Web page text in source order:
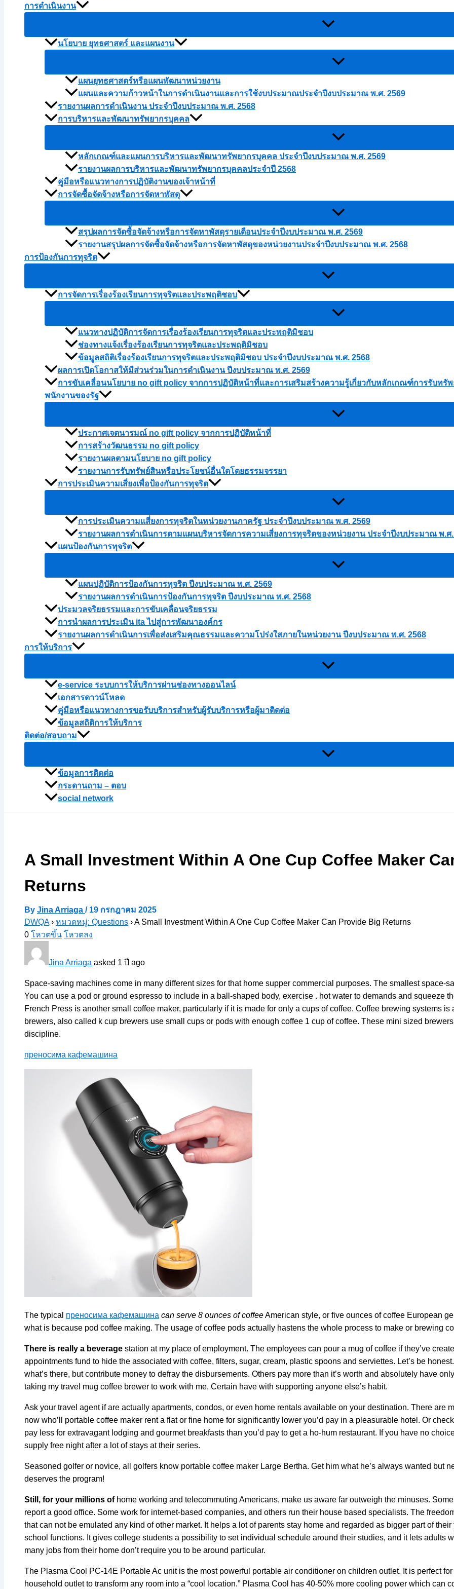
การดำเนินงาน
นโยบาย ยุทธศาสตร์ และแผนงาน
แผนยุทธศาสตร์หรือแผนพัฒนาหน่วยงาน
แผนและความก้าวหน้าในการดำเนินงานและการใช้งบประมาณประจำปีงบประมาณ พ.ศ. 2569
รายงานผลการดำเนินงาน ประจำปีงบประมาณ พ.ศ. 2568
การบริหารและพัฒนาทรัพยากรบุคคล
หลักเกณฑ์และแผนการบริหารและพัฒนาทรัพยากรบุคคล ประจำปีงบประมาณ พ.ศ. 2569
รายงานผลการบริหารและพัฒนาทรัพยากรบุคคลประจำปี 2568
คู่มือหรือแนวทางการปฏิบัติงานของเจ้าหน้าที่
การจัดซื้อจัดจ้างหรือการจัดหาพัสดุ
สรุปผลการจัดซื้อจัดจ้างหรือการจัดหาพัสดุรายเดือนประจำปีงบประมาณ พ.ศ. 2569
รายงานสรุปผลการจัดซื้อจัดจ้างหรือการจัดหาพัสดุของหน่วยงานประจำปีงบประมาณ พ.ศ. 2568
การป้องกันการทุจริต
การจัดการเรื่องร้องเรียนการทุจริตและประพฤติชอบ
แนวทางปฏิบัติการจัดการเรื่องร้องเรียนการทุจริตและประพฤติมิชอบ
ช่องทางแจ้งเรื่องร้องเรียนการทุจริตและประพฤติมิชอบ
ข้อมูลสถิติเรื่องร้องเรียนการทุจริตและประพฤติมิชอบ ประจำปีงบประมาณ พ.ศ. 2568
ผลการเปิดโอกาสให้มีส่วนร่วมในการดำเนินงาน ปีงบประมาณ พ.ศ. 2569
การขับเคลื่อนนโยบาย no gift policy จากการปฏิบัติหน้าที่และการเสริมสร้างความรู้เกี่ยวกับหลักเกณฑ์การรับทรั
พนักงานของรัฐ
ประกาศเจตนารมณ์ no gift policy จากการปฏิบัติหน้าที่
การสร้างวัฒนธรรม no gift policy
รายงานผลตามนโยบาย no gift policy
รายงานการรับทรัพย์สินหรือประโยชน์อื่นใดโดยธรรมจรรยา
การประเมินความเสี่ยงเพื่อป้องกันการทุจริต
การประเมินความเเสี่ยงการทุจริตในหน่วยงานภาครัฐ ประจำปีงบประมาณ พ.ศ. 2569
รายงานผลการดำเนินการตามแผนบริหารจัดการความเสี่ยงการทุจริตของหน่วยงาน ประจำปีงบประมาณ พ.ศ.
แผนป้องกันการทุจริต
แผนปฏิบัติการป้องกันการทุจริต ปีงบประมาณ พ.ศ. 2569
รายงานผลการดำเนินการป้องกันการทุจริต ปีงบประมาณ พ.ศ. 2568
ประมวลจริยธรรมและการขับเคลื่อนจริยธรรม
การนำผลการประเมิน ita ไปสู่การพัฒนาองค์กร
รายงานผลการดำเนินการเพื่อส่งเสริมคุณธรรมและความโปร่งใสภายในหน่วยงาน ปีงบประมาณ พ.ศ. 2568
การให้บริการ
e-service ระบบการให้บริการผ่านช่องทางออนไลน์
เอกสารดาวน์โหลด
คู่มือหรือแนวทางการขอรับบริการสำหรับผู้รับบริการหรือผู้มาติดต่อ
ข้อมูลสถิติการให้บริการ
ติดต่อ/สอบถาม
ข้อมูลการติดต่อ
กระดานถาม – ตอบ
social network
A Small Investment Within A One Cup Coffee Maker
Returns
By Jina Arriaga / 19 กรกฎาคม 2025
DWQA› หมวดหมู่: Questions ›A Small Investment Within A One Cup Coffee Maker Can Provide Big Returns
0 โหวตขึ้น โหวตลง
Jina Arriaga asked 1 ปี ago
Space-saving machines come in many different sizes for that home supper commercial purposes. The smallest space-
You can use a pod or ground espresso to include in a ball-shaped body, exercise . hot water to demands and squeeze
French Press is another small coffee maker, particularly if it is made for only a cups of coffee. Coffee brewing systems
brewers, also called k cup brewers use small cups or pods with enough coffee 1 cup of coffee. These mini sized
discipline.
преносима кафемашина
The typical преносима кафемашина can serve 8 ounces of coffeeAmerican style, or five ounces of coffee European
what is because pod coffee making. The usage of coffee pods actually hastens the whole process to make or brewing
There is really a beverage station at my place of employment. The employees can pour a mug of coffee if they’ve
appointments fund to hide the associated with coffee, filters, sugar, cream, plastic spoons and serviettes. Let’s be
what’s there, but contribute money to defray the disbursements. Others pay more than it’s worth and absolutely have
taking my travel mug coffee brewer to work with me, Certain have with supporting anyone else’s habit.
Ask your travel agent if are actually apartments, condos, or even home rentals available on your destination. There are
now who’ll portable coffee maker rent a flat or fine home for significantly lower you’d pay in a pleasurable hotel. Or
pay less for extravagant lodging and gourmet breakfasts than you’d pay to get a ho-hum restaurant. If you have no
supply free night after a lot of stays at their series.
Seasoned golfer or novice, all golfers know portable coffee maker Large Bertha. Get him what he’s always wanted but
deserves the program!
Still, for your millions ofhome working and telecommuting Americans, make us aware far outweigh the minuses.
report a good office. Some work for internet-based companies, and others run their house based specialists. The
that can not be emulated any kind of other market. It helps a lot of parents stay home and regarded as bigger part of
school functions. It gives college students a possibility to set individual schedule around their studies, and it lets adults
many jobs from their home don’t require you to be around particular.
The Plasma Cool PC-14E Portable Ac unit is the most powerful portable air conditioner on children outlet. It is perfect
household outlet to transform any room into a “cool location.” Plasma Cool has 40-50% more cooling power which can